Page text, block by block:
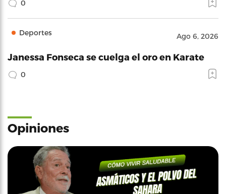
0
Deportes Ago 6, 2026
Janessa Fonseca se cuelga el oro en Karate
0
Opiniones